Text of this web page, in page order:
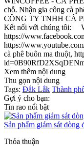
chỗ. Nhận gia công cà
CÔNG TY TNHH CÀ
Kết nối với chúng
https://
https://
cà phê buôn ma thuột,
Xem thêm nội dung
Thu gọn nội dung
Tags: Đắk Lắk Thành
Gợi ý cho bạn:
Tin rao nổi bật
Sản phẩm giám sát
Thỏa thuận